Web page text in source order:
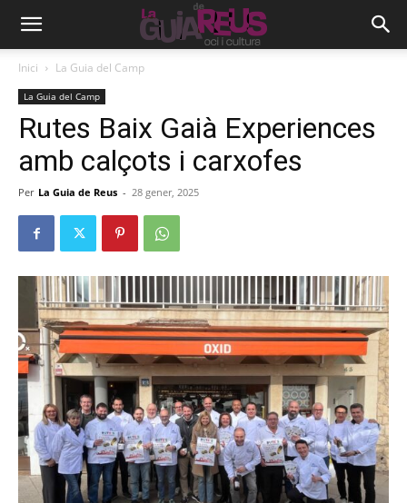
Inici La Guia del Camp
La Guia del Camp
Rutes Baix Gaià Experiences
amb calçots i carxofes
Per La Guia de Reus - 28 gener, 2025